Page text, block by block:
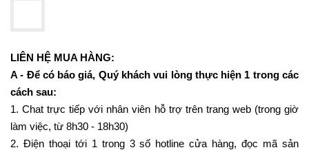
LIÊN HỆ MUA HÀNG:
A - Để có báo giá, Quý khách vui lòng thực hiện 1 trong các
cách sau:
1. Chat trực tiếp với nhân viên hỗ trợ trên trang web (trong giờ
làm việc, từ 8h30 - 18h30)
2. Điện thoại tới 1 trong 3 số hotline cửa hàng, đọc mã sản